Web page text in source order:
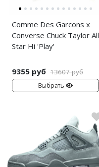
Comme Des Garcons x
Converse Chuck Taylor All
Star Hi 'Play'
9355 руб 13607 руб
Выбрать